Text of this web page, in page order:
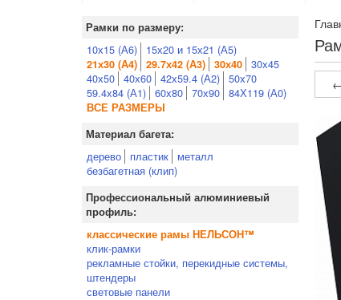
Рамки по размеру:
10х15 (А6) 15х20 и 15х21 (А5)
21х30 (А4) 29.7х42 (А3) 30х40
30х45
40х50 40х60 42х59.4 (А2) 50х70
59.4х84 (А1) 60х80 70х90 84Х119 (А0)
ВСЕ РАЗМЕРЫ
Материал багета:
дерево пластик
металл
безбагетная (клип)
Профессиональный алюминиевый
профиль:
классические рамы НЕЛЬСОН™
клик-рамки
рекламные стойки, перекидные системы,
штендеры
световые панели